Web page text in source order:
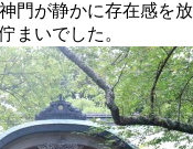
門が静かに存在感を放
まいでした。